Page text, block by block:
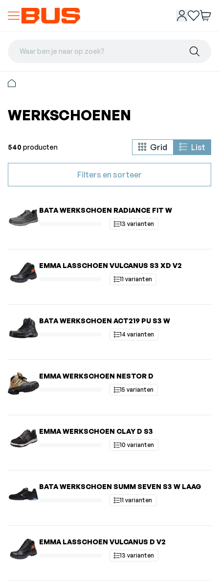
Waar ben je naar op zoek?
WERKSCHOENEN
540 producten Grid List
Filters en sorteer
BATA WERKSCHOEN RADIANCE FIT W
13 varianten
EMMA LASSCHOEN VULCANUS S3 XD V2
11 varianten
BATA WERKSCHOEN ACT219 PU S3 W
14 varianten
EMMA WERKSCHOEN NESTOR D
15 varianten
EMMA WERKSCHOEN CLAY D S3
10 varianten
BATA WERKSCHOEN SUMM SEVEN S3 W LAAG
11 varianten
EMMA LASSCHOEN VULCANUS D V2
13 varianten